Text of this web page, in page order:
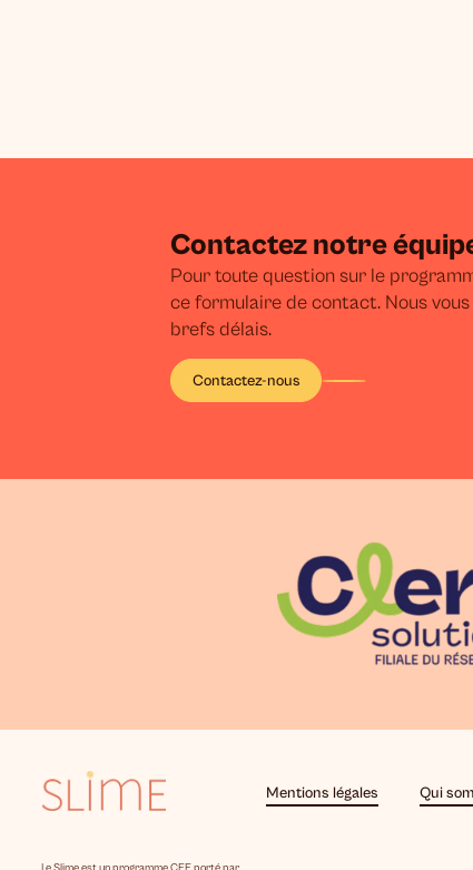
Contactez notre
Pour toute question sur le
ce formulaire de contact. Nous
brefs délais.
Contactez-nous
Mentions légales Qui